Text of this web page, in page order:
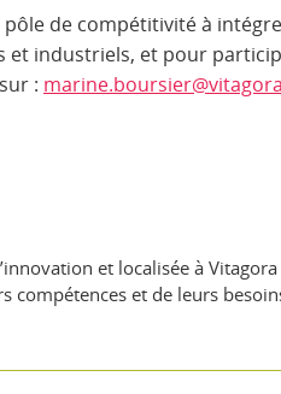
de compétitivité à
et industriels, et pour
:
et localisée à
et de leurs